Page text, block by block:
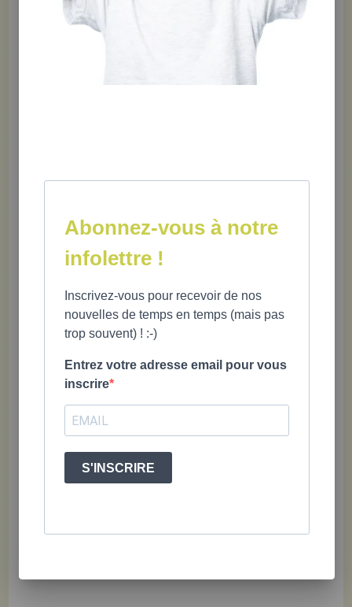
Que je ne touche pas le chat... »
au propos à la fois informatif et réconfortant.
Charlotte Parent, autrice et illustratrice et Marie-Claude Potvin-Girard,
Abonnez-vous à notre
infolettre !
Inscrivez-vous pour recevoir de nos
nouvelles de temps en temps (mais pas
trop souvent) ! :-)
Entrez votre adresse email pour vous
inscrire
S'INSCRIRE